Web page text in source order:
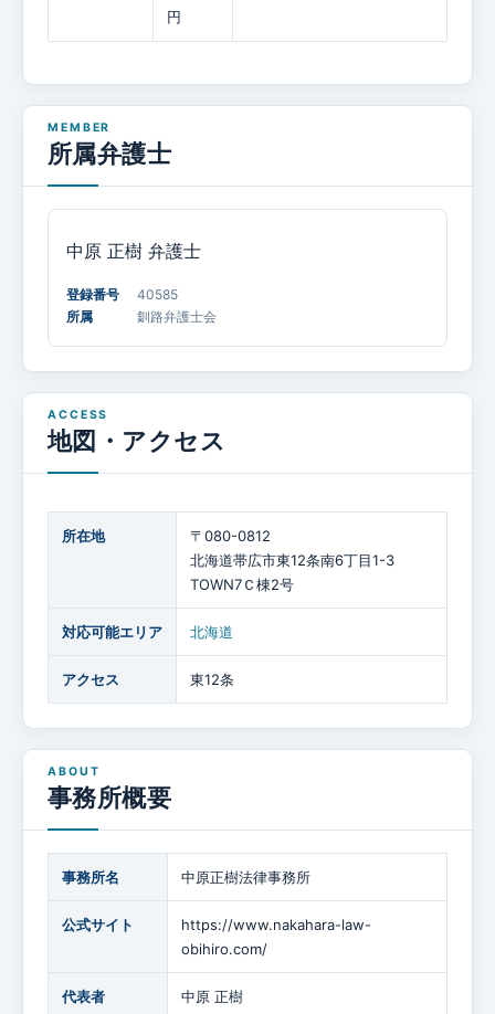
円
所属弁護士
中原 正樹 弁護士
登録番号
40585
所属
釧路弁護士会
地図・アクセス
所在地
〒080-0812
北海道帯広市東12条南6丁目1-3
TOWN7Ｃ棟2号
対応可能エリア 北海道
アクセス 東12条
事務所概要
事務所名 中原正樹法律事務所
公式サイト
https://www.nakahara-law-
obihiro.com/
代表者 中原 正樹